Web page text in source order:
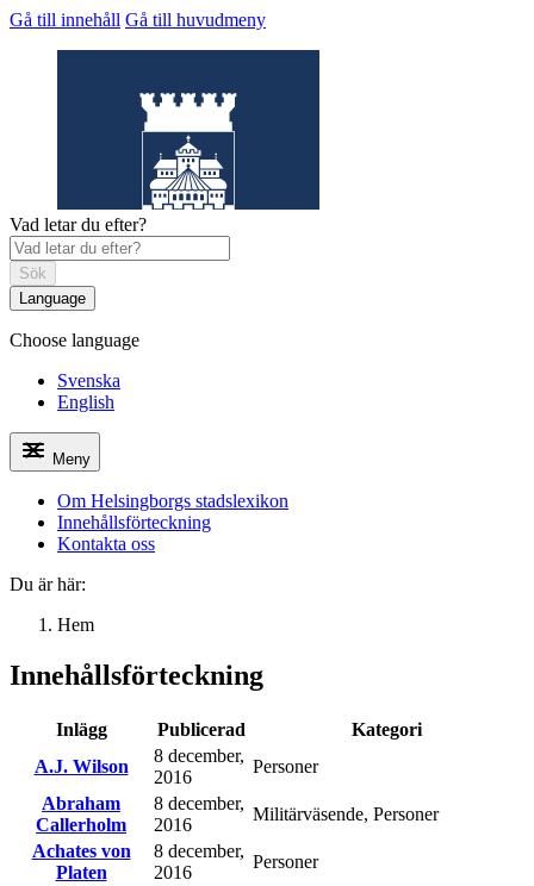
Gå till innehåll Gå till huvudmeny
Helsingborgs stadslexikon
Vad letar du efter?
Sök
Language
Choose language
Svenska
English
Meny
Om Helsingborgs stadslexikon
Innehållsförteckning
Kontakta oss
Du är här:
Hem
Innehållsförteckning
Inlägg Publicerad
Kategori
A.J. Wilson
8 december,
2016
Personer
Abraham
Callerholm
8 december,
2016
Militärväsende, Personer
Achates von
Platen
8 december,
2016
Personer